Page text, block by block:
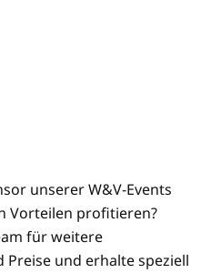
unserer W&V-Events
Vorteilen profitieren?
für weitere
und erhalte speziell